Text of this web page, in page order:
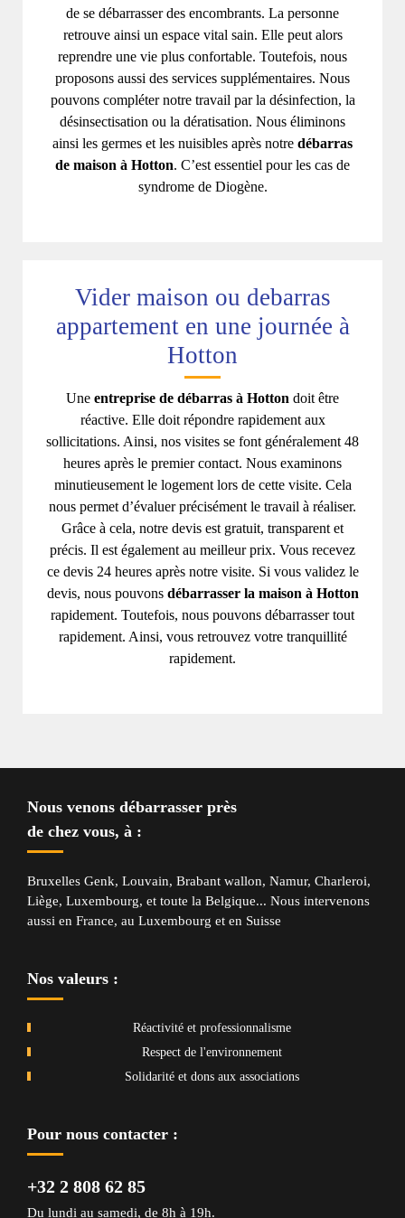
de se débarrasser des encombrants. La personne
retrouve ainsi un espace vital sain. Elle peut alors
reprendre une vie plus confortable. Toutefois, nous
proposons aussi des services supplémentaires. Nous
pouvons compléter notre travail par la désinfection, la
désinsectisation ou la dératisation. Nous éliminons
ainsi les germes et les nuisibles après notre débarras
de maison à Hotton. C’est essentiel pour les cas de
syndrome de Diogène.
Vider maison ou debarras
appartement en une journée à
Hotton
Une entreprise de débarras à Hotton doit être
réactive. Elle doit répondre rapidement aux
sollicitations. Ainsi, nos visites se font généralement 48
heures après le premier contact. Nous examinons
minutieusement le logement lors de cette visite. Cela
nous permet d’évaluer précisément le travail à réaliser.
Grâce à cela, notre devis est gratuit, transparent et
précis. Il est également au meilleur prix. Vous recevez
ce devis 24 heures après notre visite. Si vous validez le
devis, nous pouvons débarrasser la maison à Hotton
rapidement. Toutefois, nous pouvons débarrasser tout
rapidement. Ainsi, vous retrouvez votre tranquillité
rapidement.
Nous venons débarrasser près
de chez vous, à :
Bruxelles Genk, Louvain, Brabant wallon, Namur, Charleroi,
Liège, Luxembourg, et toute la Belgique... Nous intervenons
aussi en France, au Luxembourg et en Suisse
Nos valeurs :
Réactivité et professionnalisme
Respect de l'environnement
Solidarité et dons aux associations
Pour nous contacter :
+32 2 808 62 85
Du lundi au samedi, de 8h à 19h.